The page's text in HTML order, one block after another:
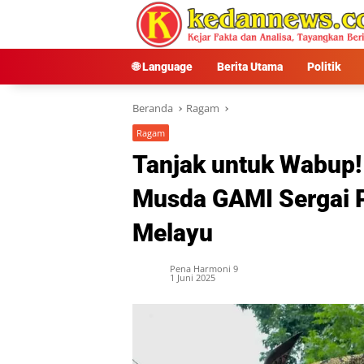
🌐 Language Berita Utama Politik
Beranda Ragam
Ragam
Tanjak untuk
Musda GAMI Sergai
Melayu
Pena Harmoni 9
1 Juni 2025